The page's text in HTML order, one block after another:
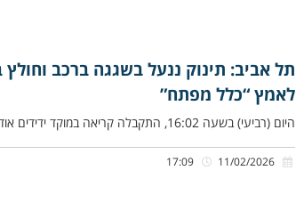
תל אביב: תינוק ננעל בשגגה ברכב וחולץ
לאמץ “כלל מפתח”
היום (רביעי) בשעה 16:02, התקבלה קריאה במוקד ידידים אודות תינוק כבן חצי שנה שננעל ברכב בשגגה לעיני הוריו, ברחוב ארלוזורוב